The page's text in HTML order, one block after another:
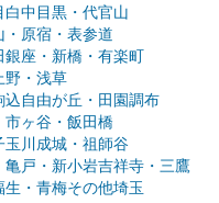
白中目黒・代官山
・原宿・表参道
銀座・新橋・有楽町
野・浅草
込自由が丘・田園調布
市ヶ谷・飯田橋
川成城・祖師谷
亀戸・新小岩吉祥寺・三鷹
生・青梅その他埼玉